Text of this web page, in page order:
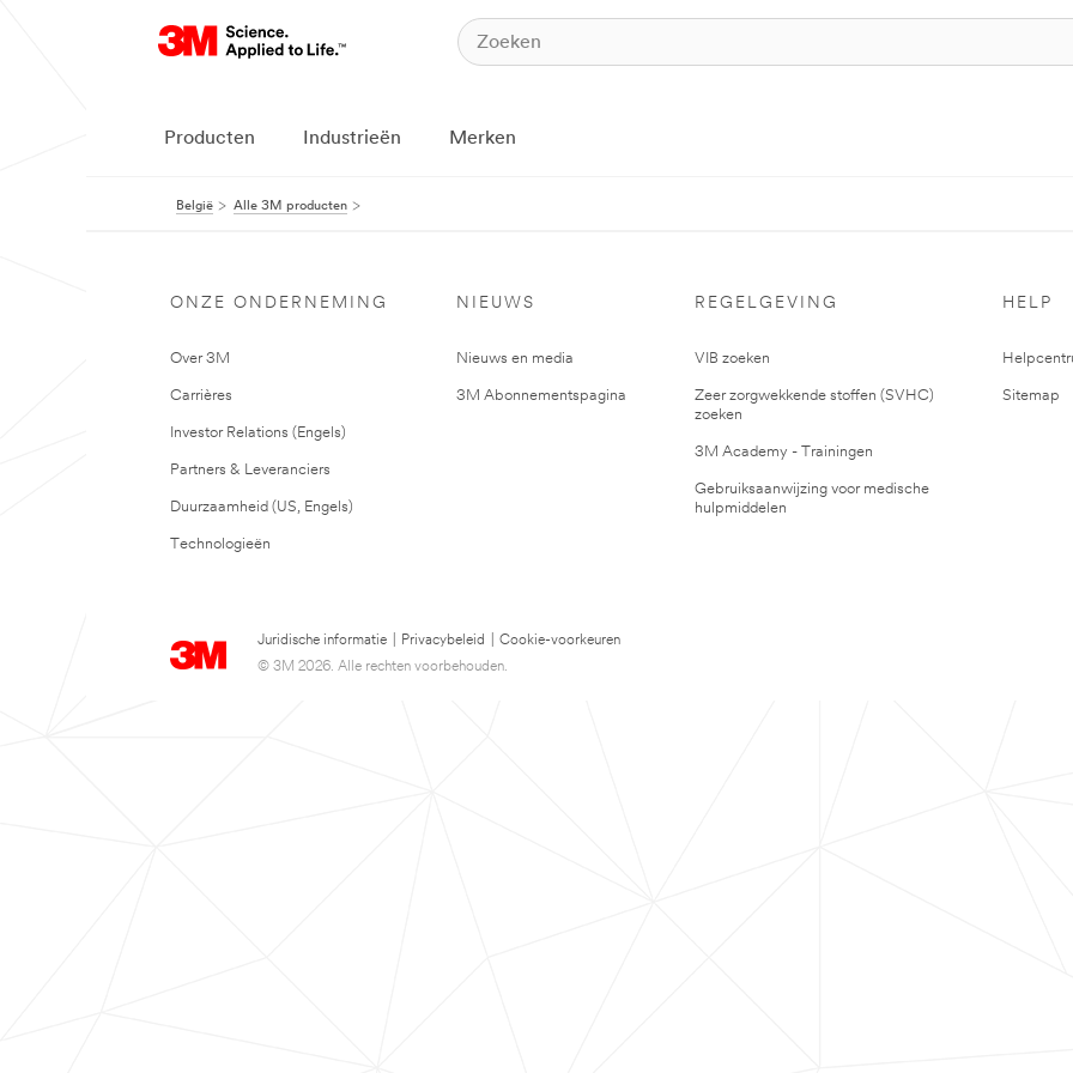
Producten Industrieën Merken
België Alle 3M producten
ONZE ONDERNEMING
Over 3M
Carrières
Investor Relations (Engels)
Partners & Leveranciers
Duurzaamheid (US, Engels)
Technologieën
NIEUWS
Nieuws en media
3M Abonnementspagina
REGELGEVING
VIB zoeken
Zeer zorgwekkende stoffen (SVHC)
zoeken
3M Academy - Trainingen
Gebruiksaanwijzing voor medische
hulpmiddelen
HELP
Sitemap
Juridische informatie Privacybeleid
Cookie-voorkeuren
© 3M 2026. Alle rechten voorbehouden.